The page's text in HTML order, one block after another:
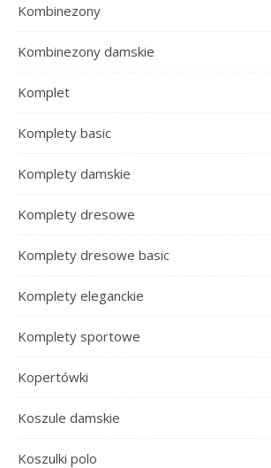
Kombinezony
Kombinezony damskie
Komplet
Komplety basic
Komplety damskie
Komplety dresowe
Komplety dresowe basic
Komplety eleganckie
Komplety sportowe
Kopertówki
Koszule damskie
Koszulki polo